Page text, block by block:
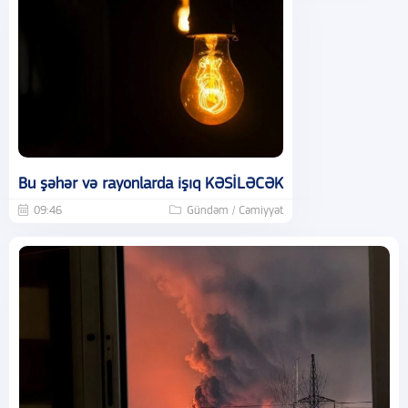
Bu şəhər və rayonlarda işıq KƏSİLƏCƏK
09:46 Gündəm / Cəmiyyət